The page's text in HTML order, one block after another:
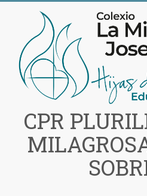
contenido
CPR